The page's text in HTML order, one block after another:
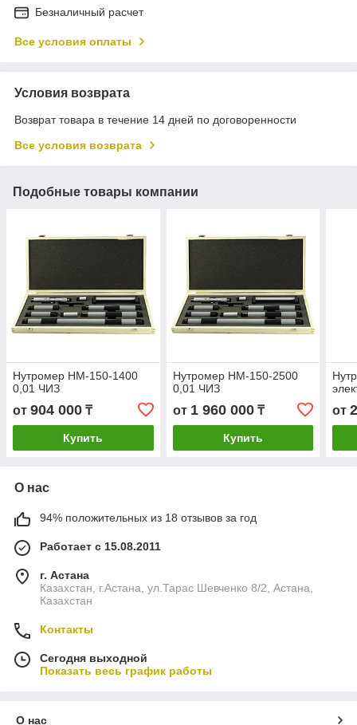
Безналичный расчет
Все условия оплаты
Условия возврата
Возврат товара в течение 14 дней по договоренности
Все условия возврата
Подобные товары компании
Нутромер НМ-150-1400
0,01 ЧИЗ
от 904 000 ₸
Купить
Нутромер НМ-150-2500
0,01 ЧИЗ
от 1 960 000₸
Купить
от
О нас
94% положительных из 18 отзывов за год
Работает с 15.08.2011
г. Астана
Казахстан, г.Астана, ул.Тарас Шевченко 8/2, Астана,
Казахстан
Контакты
Сегодня выходной
Показать весь график работы
О нас